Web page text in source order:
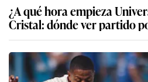
¿A qué hora empieza
Cristal: dónde ver partido